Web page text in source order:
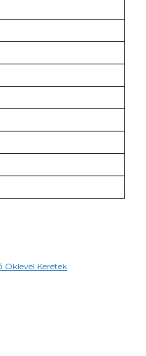
Oklevél Keretek